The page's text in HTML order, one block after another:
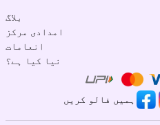
بلاگ
امدادی مرکز
انعامات
نیا کیا ہے؟
ہمیں فالو کریں